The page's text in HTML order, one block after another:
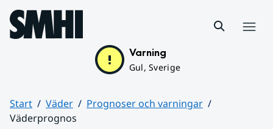
Hoppa till sidans innehåll
Varning
Gul, Sverige
Start Väder
Prognoser och varningar
Väderprognos